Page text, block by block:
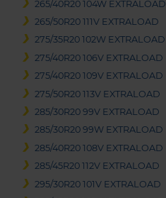
265/40R20 104W EXTRALOAD
265/50R20 111V EXTRALOAD
275/35R20 102W EXTRALOAD
275/40R20 106V EXTRALOAD
275/40R20 109V EXTRALOAD
275/50R20 113V EXTRALOAD
285/30R20 99V EXTRALOAD
285/30R20 99W EXTRALOAD
285/40R20 108V EXTRALOAD
285/45R20 112V EXTRALOAD
295/30R20 101V EXTRALOAD